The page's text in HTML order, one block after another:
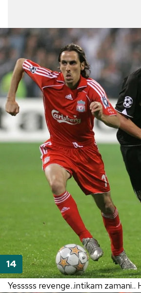
Yesssss revenge..intikam zamani..